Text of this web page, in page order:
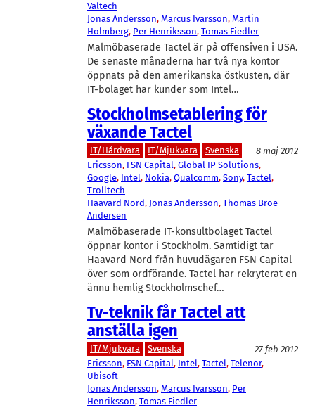
Valtech
Jonas Andersson, Marcus Ivarsson, Martin
Holmberg, Per Henriksson, Tomas Fiedler
Malmöbaserade Tactel är på offensiven i USA.
De senaste månaderna har två nya kontor
öppnats på den amerikanska östkusten, där
IT-bolaget har kunder som Intel…
Stockholmsetablering för
växande Tactel
IT/Hårdvara IT/Mjukvara Svenska
8 maj 2012
Ericsson, FSN Capital, Global IP Solutions
Google, Intel, Nokia, Qualcomm, Sony, Tactel
Trolltech
Haavard Nord, Jonas Andersson, Thomas Broe-
Andersen
Malmöbaserade IT-konsultbolaget Tactel
öppnar kontor i Stockholm. Samtidigt tar
Haavard Nord från huvudägaren FSN Capital
över som ordförande. Tactel har rekryterat en
ännu hemlig Stockholmschef…
Tv-teknik får Tactel att
anställa igen
IT/Mjukvara Svenska
27 feb 2012
Ericsson, FSN Capital, Intel, Tactel, Telenor
Ubisoft
Jonas Andersson, Marcus Ivarsson, Per
Henriksson, Tomas Fiedler